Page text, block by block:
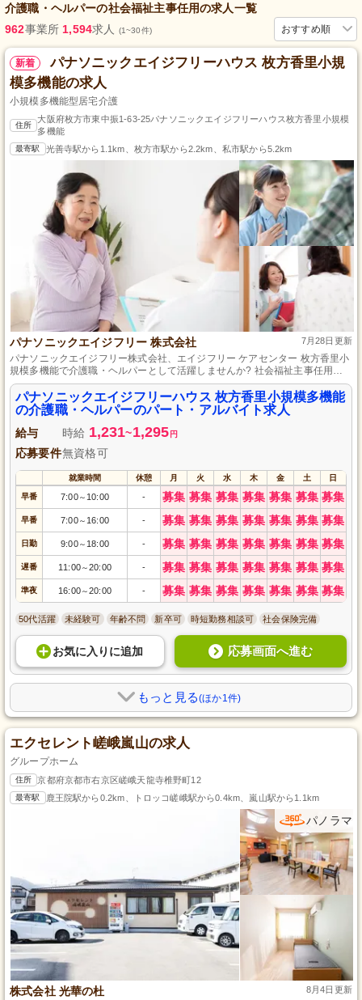
介護職・ヘルパーの社会福祉主事任用の求人一覧
おすすめ順
962事業所 1,594求人 (1~30件)
新着
パナソニックエイジフリーハウス 枚方香里小規
模多機能の求人
小規模多機能型居宅介護
住所
大阪府枚方市東中振1-63-25パナソニックエイジフリーハウス枚方香里小規模
多機能
最寄駅 光善寺駅から1.1km、枚方市駅から2.2km、私市駅から5.2km
パナソニックエイジフリー 株式会社 7月28日更新
パナソニックエイジフリー株式会社、エイジフリー ケアセンター 枚方香里小
規模多機能で介護職・ヘルパーとして活躍しませんか? 社会福祉主事任用資
格をお持ちの方、大歓迎です! パート・アルバイトの柔軟な働き方と、アット
ホームな環境で、あなたの経験を活かしてください。ご応募お待ちしており
ます。
パナソニックエイジフリーハウス 枚方香里小規模多機能
の介護職・ヘルパーのパート・アルバイト求人
給与 時給 1,231~1,295 円
応募要件無資格可
就業時間 休憩 月 火 水 木 金 土 日
早番 7:00～ 10:00 - 募集 募集 募集 募集 募集 募集 募集
早番 7:00～ 16:00 - 募集 募集 募集 募集 募集 募集 募集
日勤 9:00～ 18:00 - 募集 募集 募集 募集 募集 募集 募集
遅番 11:00～20:00 - 募集 募集 募集 募集 募集 募集 募集
準夜 16:00～20:00 - 募集 募集 募集 募集 募集 募集 募集
50代活躍 未経験可 年齢不問 新卒可 時短勤務相談可 社会保険完備
お気に入り に追加 応募画面へ進む
もっと見る(ほか1件)
エクセレント嵯峨嵐山の求人
グループホーム
住所 京都府京都市右京区嵯峨天龍寺椎野町12
最寄駅 鹿王院駅から0.2km、トロッコ嵯峨駅から0.4km、嵐山駅から1.1km
パノラマ
株式会社 光華の杜 8月4日更新